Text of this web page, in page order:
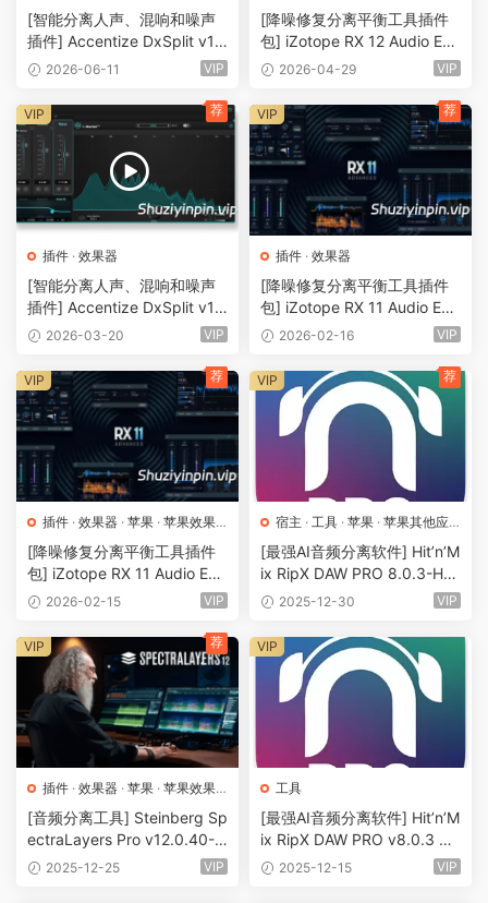
[智能分离人声、混响和噪声
插件] Accentize DxSplit v1.
0.8-R2R [WiN]（14.37MB）
2026-06-11 VIP
[降噪修复分离平衡工具插件
包] iZotope RX 12 Audio Edit
or Advanced v12.0.0-R2R
2026-04-29 VIP
插件 · 效果器
[智能分离人声、混响和噪声
插件] Accentize DxSplit v1.
0.0-R2R [WiN]（14.34MB）
2026-03-20 VIP
VIP 荐
插件 · 效果器
[降噪修复分离平衡工具插件
包] iZotope RX 11 Audio Edit
or Advanced v11.4.0-V.R [W
2026-02-16 VIP
VIP 荐
插件 · 效果器 · 苹果 · 苹果效果
器
[降噪修复分离平衡工具插件
包] iZotope RX 11 Audio Edit
or Advanced v11.4.0 U2B
2026-02-15 VIP
VIP 荐
宿主 · 工具 · 苹果 · 苹果其他应
用· 苹果宿主
[最强AI音频分离软件] Hit’n’M
ix RipX DAW PRO 8.0.3-HCi
SO [MacOSX]（1.48GB）
2025-12-30 VIP
VIP 荐
插件 · 效果器 · 苹果 · 苹果效果
器
[音频分离工具] Steinberg Sp
ectraLayers Pro v12.0.40-V.
R/R2R/U2B [WiN, MacOSX]
2025-12-25 VIP
VIP 荐
工具
[最强AI音频分离软件] Hit’n’M
ix RipX DAW PRO v8.0.3 Ge
neric-Patchx64 only-TRACE
2025-12-15 VIP
VIP